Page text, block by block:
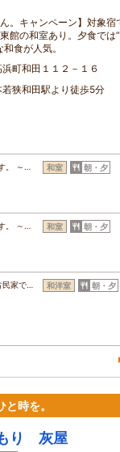
ん。キャンペーン】対象
館の和室あり。夕食では
食が人気。
町和田１１２－１６
若狭和田駅より徒歩5分
。 ～… 和室 朝・夕
。 ～… 和室 朝・夕
民家で… 和洋室 朝・夕
時を。
り 灰屋